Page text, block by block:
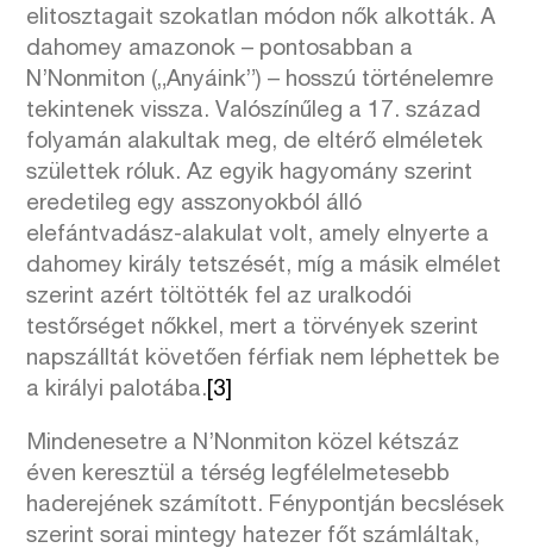
elitosztagait szokatlan módon nők alkották. A
dahomey amazonok – pontosabban a
N’Nonmiton („Anyáink”) – hosszú történelemre
tekintenek vissza. Valószínűleg a 17. század
folyamán alakultak meg, de eltérő elméletek
születtek róluk. Az egyik hagyomány szerint
eredetileg egy asszonyokból álló
elefántvadász-alakulat volt, amely elnyerte a
dahomey király tetszését, míg a másik elmélet
szerint azért töltötték fel az uralkodói
testőrséget nőkkel, mert a törvények szerint
napszálltát követően férfiak nem léphettek be
a királyi palotába. [3]
Mindenesetre a N’Nonmiton közel kétszáz
éven keresztül a térség legfélelmetesebb
haderejének számított. Fénypontján becslések
szerint sorai mintegy hatezer főt számláltak,